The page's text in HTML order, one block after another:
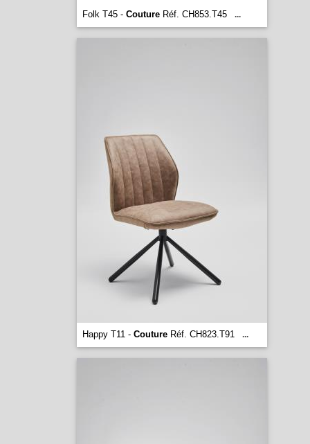
Folk T45 - CoutureRéf. CH853.T45 ...
Happy T11 - CoutureRéf. CH823.T91 ...